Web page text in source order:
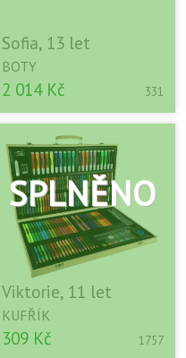
Sofia, 13 let
BOTY
2 014 Kč 331
Viktorie, 11 let
KUFŘÍK
309 Kč 1757